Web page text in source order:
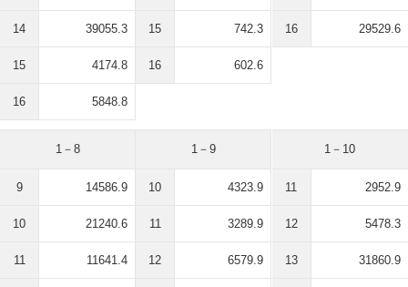
14 39055.3
15 4174.8
16 5848.8
15 742.3
16 602.6
16 29529.6
1－8
9 14586.9
10 21240.6
11 11641.4
1－9
10 4323.9
11 3289.9
12 6579.9
1－10
11 2952.9
12 5478.3
13 31860.9